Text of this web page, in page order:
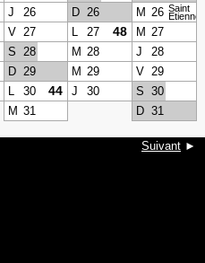
J 26 D 26 M 26 Saint
Etienne
V 27 L 27 48 M 27
S 28 M 28 J
28
D 29 M 29 V 29
L 30 44 J 30 S 30
M 31 D 31
Suivant ►